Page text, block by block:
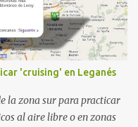
'cruising' en Leganés
la zona sur para practicar
al aire libre o en zonas